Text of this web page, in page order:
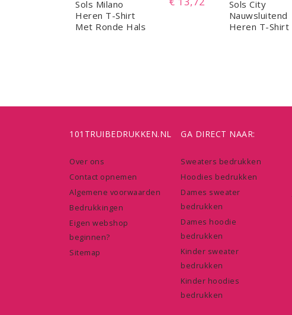
Sols Milano
Heren T-Shirt
Met Ronde Hals
Sols City
Nauwsluitend
Heren T-Shirt
101TRUIBEDRUKKEN.NL
Over ons
Contact opnemen
Algemene voorwaarden
Bedrukkingen
Eigen webshop
beginnen?
Sitemap
GA DIRECT NAAR:
Sweaters bedrukken
Hoodies bedrukken
Dames sweater
bedrukken
Dames hoodie
bedrukken
Kinder sweater
bedrukken
Kinder hoodies
bedrukken